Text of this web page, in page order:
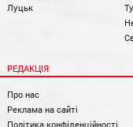
Луцьк
РЕДАКЦІЯ
Про нас
Реклама на сайті
Політика конфіденційності